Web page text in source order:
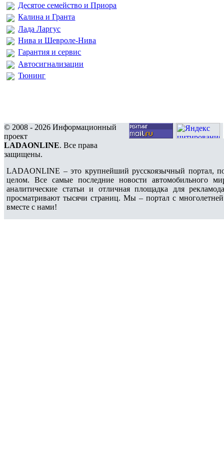
Десятое семейство и Приора
Калина и Гранта
Лада Ларгус
Нива и Шевроле-Нива
Гарантия и сервис
Автосигнализации
Тюнинг
© 2008 - 2026 Информационный
проект
LADAONLINE. Все права
защищены.
LADAONLINE – это крупнейший русскоязычный портал,
целом. Все самые последние новости автомобильного
аналитические статьи и отличная площадка для
просматривают тысячи страниц. Мы – портал с
вместе с нами!